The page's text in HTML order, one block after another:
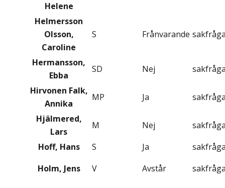
Helene
Helmersson
Olsson,
Caroline
S Frånvarande
Hermansson,
Ebba
SD Nej
Hirvonen Falk,
Annika
MP Ja
Hjälmered,
Lars
M Nej
Hoff, Hans
S Ja
Holm, Jens
V Avstår